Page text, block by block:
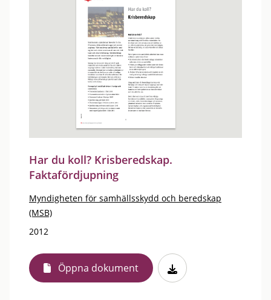
Har du koll? Krisberedskap.
Faktafördjupning
Myndigheten för samhällsskydd och beredskap
(MSB)
2012
Öppna dokument